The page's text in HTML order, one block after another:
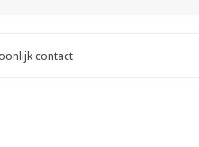
contact